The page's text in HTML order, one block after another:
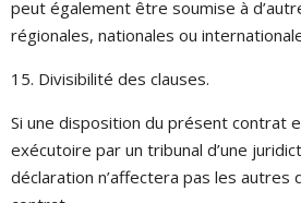
peut également être soumise à
régionales, nationales ou
15. Divisibilité des clauses.
Si une disposition du présent contrat
exécutoire par un tribunal d’une
déclaration n’affectera pas les